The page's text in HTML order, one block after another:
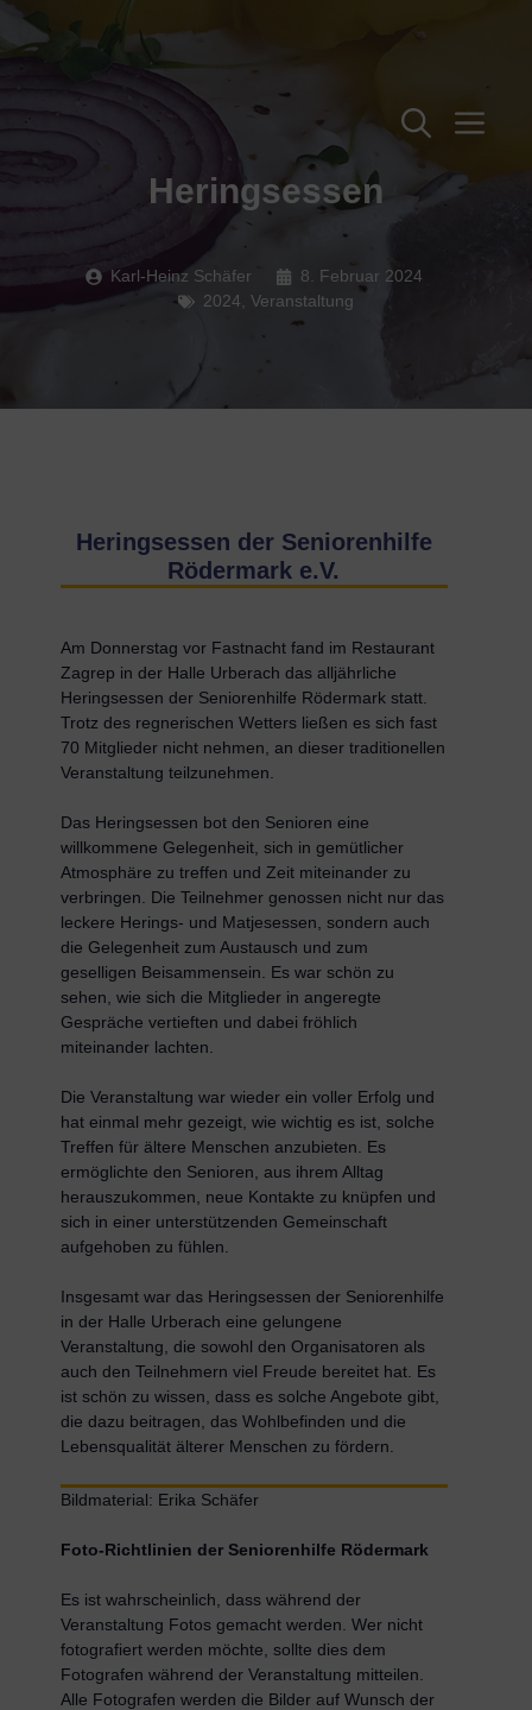
Zum
Inhalt
Heringsessen
Karl-Heinz Schäfer
8. Februar 2024
2024 Veranstaltung
Heringsessen der Seniorenhilfe
Rödermark e.V.
Am Donnerstag vor Fastnacht fand im Restaurant
Zagrep in der Halle Urberach das alljährliche
Heringsessen der Seniorenhilfe Rödermark statt.
Trotz des regnerischen Wetters ließen es sich fast
70 Mitglieder nicht nehmen, an dieser traditionellen
Veranstaltung teilzunehmen.
Das Heringsessen bot den Senioren eine
willkommene Gelegenheit, sich in gemütlicher
Atmosphäre zu treffen und Zeit miteinander zu
verbringen. Die Teilnehmer genossen nicht nur das
leckere Herings- und Matjesessen, sondern auch
die Gelegenheit zum Austausch und zum
geselligen Beisammensein. Es war schön zu
sehen, wie sich die Mitglieder in angeregte
Gespräche vertieften und dabei fröhlich
miteinander lachten.
Die Veranstaltung war wieder ein voller Erfolg und
hat einmal mehr gezeigt, wie wichtig es ist, solche
Treffen für ältere Menschen anzubieten. Es
ermöglichte den Senioren, aus ihrem Alltag
herauszukommen, neue Kontakte zu knüpfen und
sich in einer unterstützenden Gemeinschaft
aufgehoben zu fühlen.
Insgesamt war das Heringsessen der Seniorenhilfe
in der Halle Urberach eine gelungene
Veranstaltung, die sowohl den Organisatoren als
auch den Teilnehmern viel Freude bereitet hat. Es
ist schön zu wissen, dass es solche Angebote gibt,
die dazu beitragen, das Wohlbefinden und die
Lebensqualität älterer Menschen zu fördern.
Bildmaterial: Erika Schäfer
Foto-Richtlinien der Seniorenhilfe Rödermark
Es ist wahrscheinlich, dass während der
Veranstaltung Fotos gemacht werden. Wer nicht
fotografiert werden möchte, sollte dies dem
Fotografen während der Veranstaltung mitteilen.
Alle Fotografen werden die Bilder auf Wunsch der